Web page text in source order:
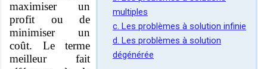
multiples
c. Les problèmes à solution infinie
d. Les problèmes à solution
dégénérée
maximiser un
profit ou de
minimiser un
coût. Le terme
meilleur fait